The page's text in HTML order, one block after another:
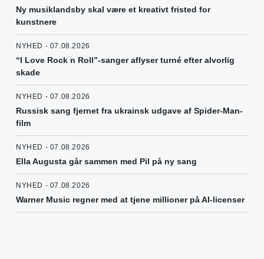
Ny musiklandsby skal være et kreativt fristed for
kunstnere
NYHED - 07.08.2026
“I Love Rock n Roll”-sanger aflyser turné efter alvorlig
skade
NYHED - 07.08.2026
Russisk sang fjernet fra ukrainsk udgave af Spider-Man-
film
NYHED - 07.08.2026
Ella Augusta går sammen med Pil på ny sang
NYHED - 07.08.2026
Warner Music regner med at tjene millioner på AI-licenser